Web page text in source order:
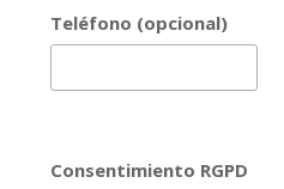
Teléfono (opcional)
Consentimiento RGPD